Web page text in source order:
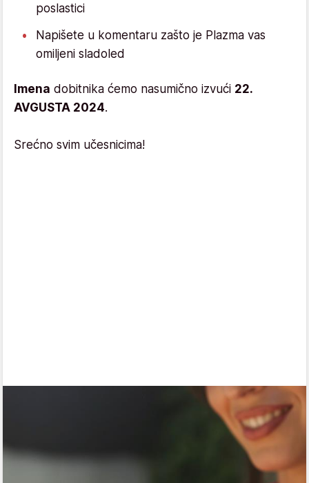
poslastici
Napišete u komentaru zašto je Plazma vas
omiljeni sladoled
Imena dobitnika ćemo nasumično izvući 22.
AVGUSTA 2024.
Srećno svim učesnicima!